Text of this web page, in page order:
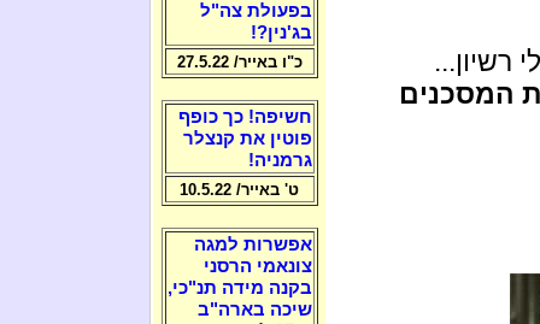
רשיון...
המסכנים
בפעולת צה"ל
בג'נין?!
כ"ו באייר/ 27.5.22
חשיפה! כך כופף
פוטין את קנצלר
גרמניה!
ט' באייר/ 10.5.22
אפשרות למגה
צונאמי הרסני
בקנה מידה תנ"כי,
שיכה בארה"ב